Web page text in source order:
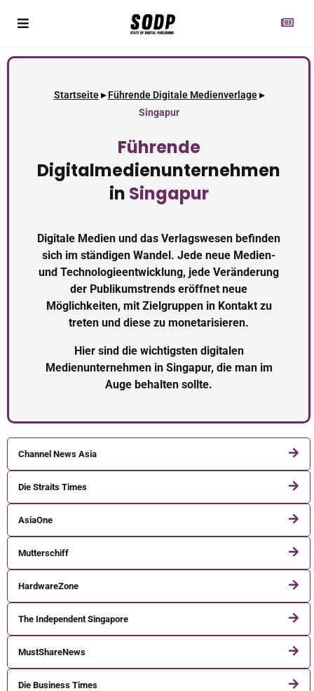
Startseite▸Führende Digitale Medienverlage▸
Singapur
Führende
Digitalmedienunternehmen
in Singapur
Digitale Medien und das Verlagswesen befinden
sich im ständigen Wandel. Jede neue Medien-
und Technologieentwicklung, jede Veränderung
der Publikumstrends eröffnet neue
Möglichkeiten, mit Zielgruppen in Kontakt zu
treten und diese zu monetarisieren.
Hier sind die wichtigsten digitalen
Medienunternehmen in Singapur, die man im
Auge behalten sollte.
Channel News Asia
Die Straits Times
AsiaOne
Mutterschiff
HardwareZone
The Independent Singapore
MustShareNews
Die Business Times